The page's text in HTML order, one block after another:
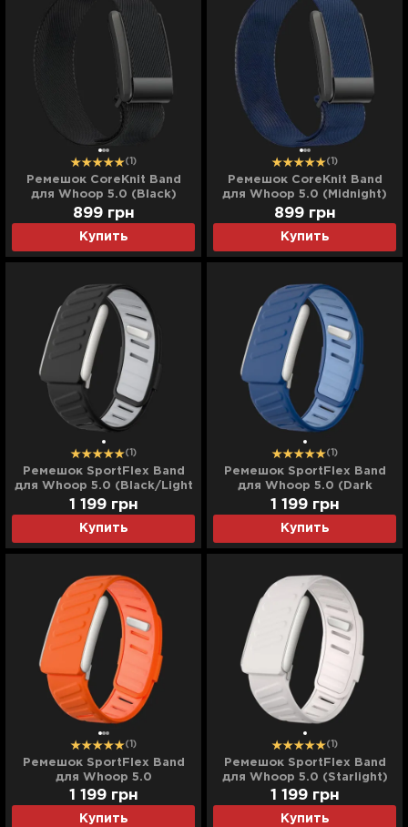
(1)
Ремешок CoreKnit Band
для Whoop 5.0 (Black)
Купить
899 грн
(1)
Ремешок CoreKnit Band
для Whoop 5.0 (Midnight)
Купить
899 грн
(1)
Ремешок SportFlex Band
для Whoop 5.0 (Black/Light
Gray)
Купить
1 199 грн
(1)
Ремешок SportFlex Band
для Whoop 5.0 (Dark
Blue/Light Blue)
Купить
1 199 грн
(1)
Ремешок SportFlex Band
для Whoop 5.0
(Orange/Light Orange)
Купить
1 199 грн
(1)
Ремешок SportFlex Band
для Whoop 5.0 (Starlight)
Купить
1 199 грн